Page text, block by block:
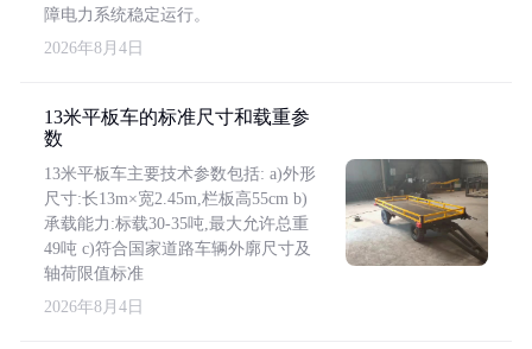
障电力系统稳定运行。
2026年8月4日
13米平板车的标准尺寸和载重参
数
13米平板车主要技术参数包括: a)外形
尺寸:长13m×宽2.45m,栏板高55cm b)
承载能力:标载30-35吨,最大允许总重
49吨 c)符合国家道路车辆外廓尺寸及
轴荷限值标准
2026年8月4日